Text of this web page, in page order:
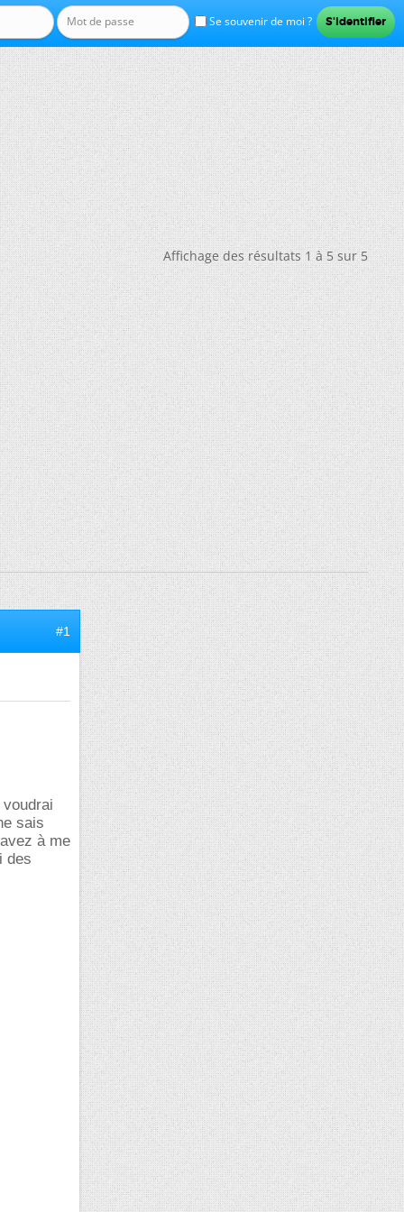
Se souvenir de moi ?
Affichage des résultats 1 à 5 sur 5
#1
sais
à me
des